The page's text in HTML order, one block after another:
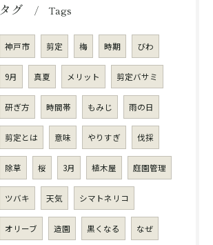
タグ Tags
神戸市 剪定 梅 時期 びわ
9月 真夏 メリット 剪定バサミ
研ぎ方 時間帯 もみじ 雨の日
剪定とは 意味 やりすぎ 伐採
除草 桜 3月 植木屋 庭園管理
ツバキ 天気 シマトネリコ
オリーブ 造園 黒くなる なぜ